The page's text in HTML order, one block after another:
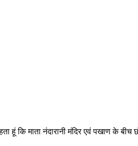
कि माता नंदारानी मंदिर एवं पखाण के बीच